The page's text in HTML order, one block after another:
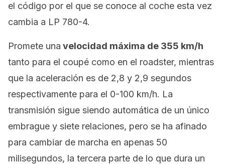
el código por el que se conoce al coche esta vez
cambia a LP 780-4.
Promete una velocidad máxima de 355 km/h
tanto para el coupé como en el roadster, mientras
que la aceleración es de 2,8 y 2,9 segundos
respectivamente para el 0-100 km/h. La
transmisión sigue siendo automática de un único
embrague y siete relaciones, pero se ha afinado
para cambiar de marcha en apenas 50
milisegundos, la tercera parte de lo que dura un